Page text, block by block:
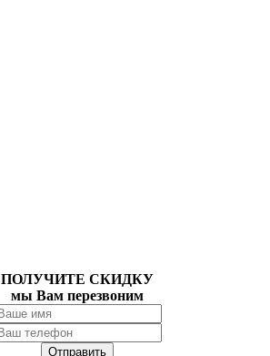
ПОЛУЧИТЕ СКИДКУ
мы Вам перезвоним